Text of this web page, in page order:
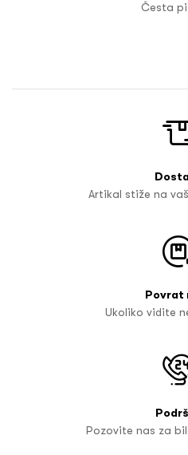
Česta
Artikal stiže na
Povrat
Ukoliko vidite
Pozovite nas za